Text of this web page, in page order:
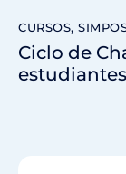
CURSOS,
Ciclo de